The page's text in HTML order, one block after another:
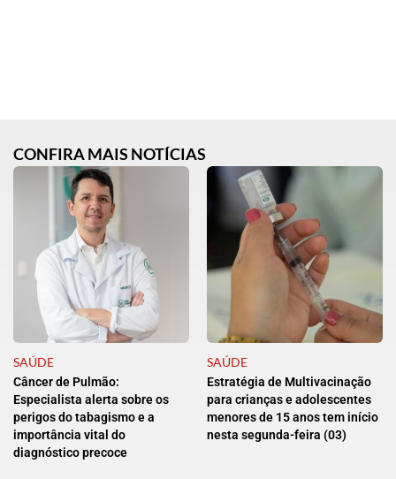
CONFIRA MAIS NOTÍCIAS
SAÚDE
Câncer de Pulmão:
Especialista alerta sobre os
perigos do tabagismo e a
importância vital do
diagnóstico precoce
SAÚDE
Estratégia de Multivacinação
para crianças e adolescentes
menores de 15 anos tem início
nesta segunda-feira (03)